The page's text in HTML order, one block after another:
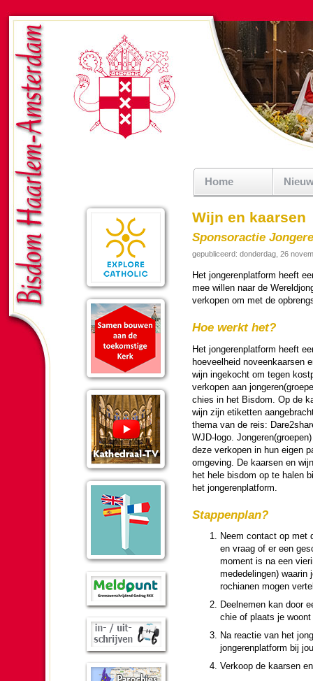
Home
Wijn en kaarsen
Sponsoractie
gepubliceerd: donderdag, 26
Het jon­ge­ren­plat­form heeft
mee willen naar de
verkopen om met de
Hoe werkt het?
Het jon­ge­ren­plat­form heeft
hoeveel­heid noveen­kaarsen
wijn ingekocht om tegen
verkopen aan
chies in het Bisdom. Op de
wijn zijn etiketten
thema van de reis:
WJD-logo.
deze verkopen in hun eigen
omge­ving. De kaarsen en
het hele bisdom op te halen
het jon­ge­ren­plat­form.
Stappen­plan?
Neem contact op met
en vraag of er een
moment is na een
mede­de­lingen) waarin
ro­chi­anen mogen
Deel­ne­men kan door
chie of plaats je
Na reactie van het
jon­ge­ren­plat­form bij
Verkoop de kaarsen